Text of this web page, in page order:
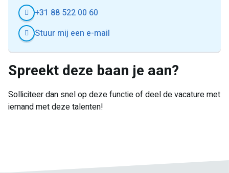
+31 88 522 00 60
Stuur mij een e-mail
Spreekt deze baan je aan?
Solliciteer dan snel op deze functie of deel de vacature met
iemand met deze talenten!